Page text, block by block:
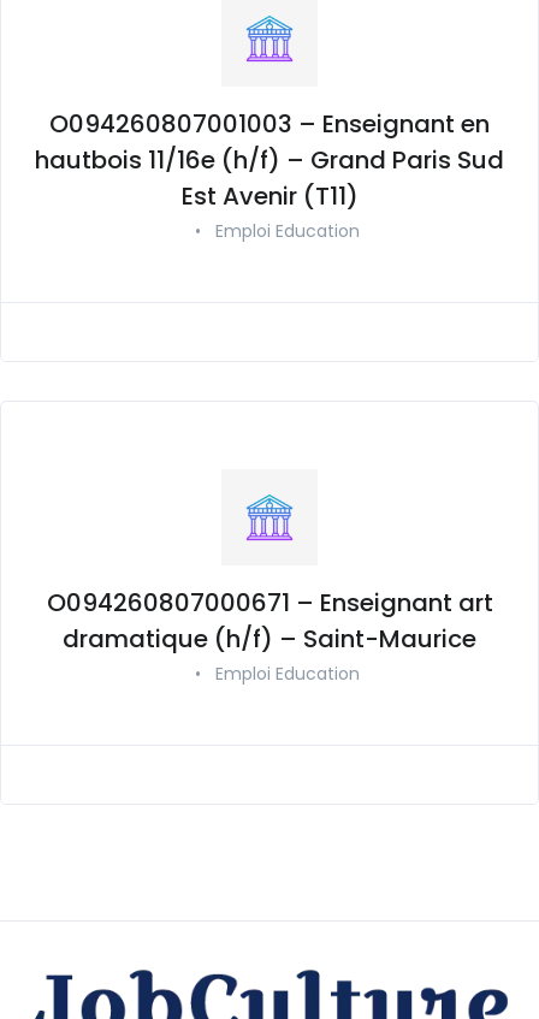
O094260807001003 – Enseignant en
hautbois 11/16e (h/f) – Grand Paris Sud
Est Avenir (T11)
• Emploi Education
O094260807000671 – Enseignant art
dramatique (h/f) – Saint-Maurice
• Emploi Education